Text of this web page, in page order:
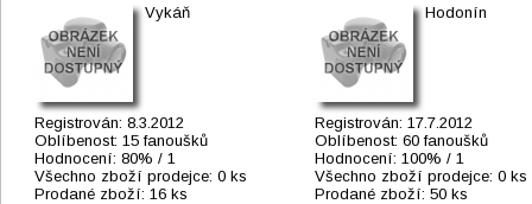
Vykáň
Registrován: 8.3.2012
Oblíbenost: 15 fanoušků
Hodnocení: 80% / 1
Všechno zboží prodejce: 0 ks
Prodané zboží: 16 ks
Hodonín
Registrován: 17.7.2012
Oblíbenost: 60 fanoušků
Hodnocení: 100% / 1
Všechno zboží prodejce: 0 ks
Prodané zboží: 50 ks